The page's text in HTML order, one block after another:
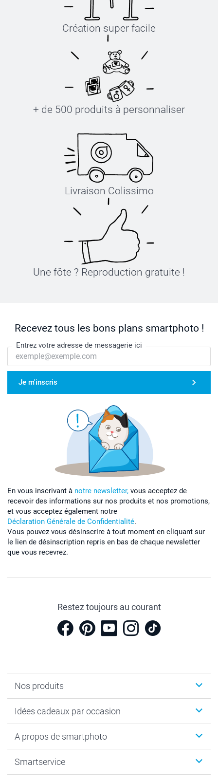
Création super facile
+ de 500 produits à personnaliser
Livraison Colissimo
Une fôte ? Reproduction gratuite !
Recevez tous les bons plans smartphoto !
Entrez votre adresse de messagerie ici
Je m'inscris
En vous inscrivant à notre newsletter, vous acceptez de
recevoir des informations sur nos produits et nos promotions,
et vous acceptez également notre
Déclaration Générale de Confidentialité.
Vous pouvez vous désinscrire à tout moment en cliquant sur
le lien de désinscription repris en bas de chaque newsletter
que vous recevrez.
Restez toujours au courant
Nos produits
Calendrier photo & Agenda photo
Tirage photo & agrandissement
Faire-part & Cartes
Idées cadeaux par occasion
Anniversaire
Naissance & baptême
A propos de smartphoto
Plan du site
Smartservice